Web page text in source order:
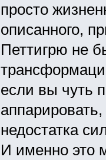
просто
описанного,
Петтигрю не
если вы чуть
недостатка
И именно это